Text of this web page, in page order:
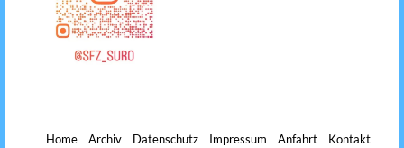
Home Archiv Datenschutz Impressum Anfahrt Kontakt